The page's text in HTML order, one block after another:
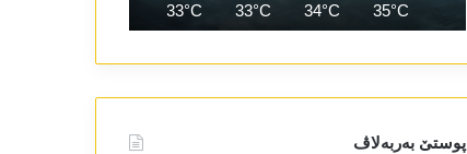
35°C
34°C
33°C
33°C
پوستێ بەربەلاڤ